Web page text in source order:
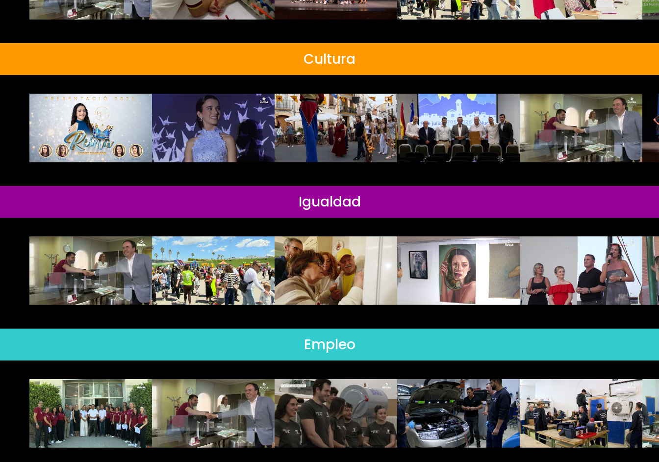
Cultura
Igualdad
Empleo